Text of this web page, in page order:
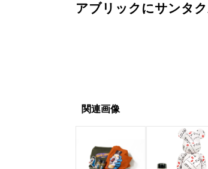
アブリックにサンタ
関連画像